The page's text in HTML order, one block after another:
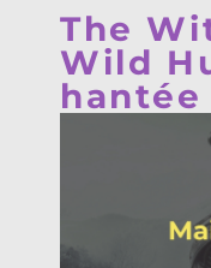
The
Wild
hantée